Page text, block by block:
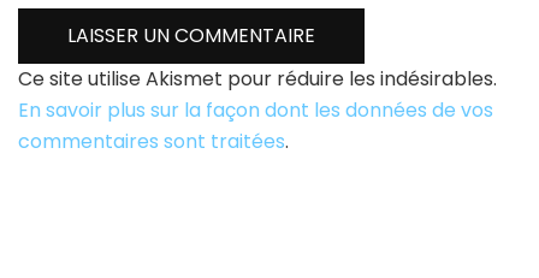
Ce site utilise Akismet pour réduire les indésirables.
En savoir plus sur la façon dont les données de vos
commentaires sont traitées.